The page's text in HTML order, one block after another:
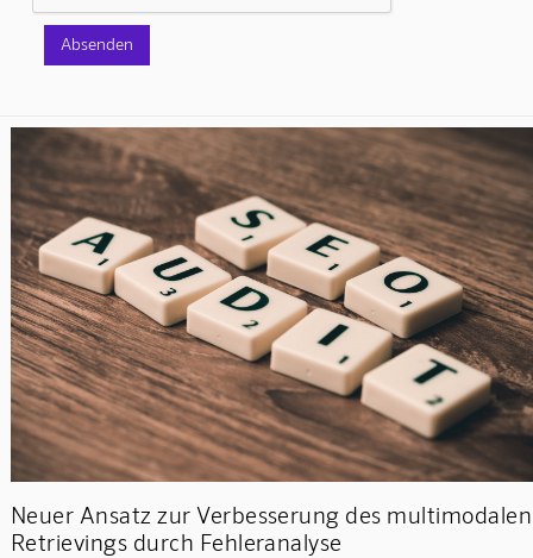
Neuer Ansatz zur Verbesserung des multimodalen
Retrievings durch Fehleranalyse